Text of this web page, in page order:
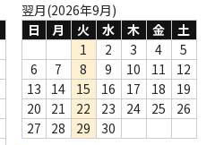
翌月(2026年9月)
日
月 火 水 木 金
土
1
2 3 4
5
6
7 8 9 10 11
12
13
14 15 16 17 18
19
20
21 22 23 24 25
26
27
28 29
30